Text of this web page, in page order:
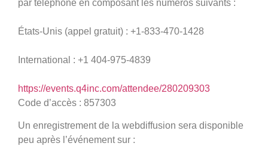
par téléphone en composant les numéros suivants :
États-Unis (appel gratuit) : +1-833-470-1428
International : +1 404-975-4839
https://events.q4inc.com/attendee/280209303
Code d’accès : 857303
Un enregistrement de la webdiffusion sera disponible
peu après l’événement sur :